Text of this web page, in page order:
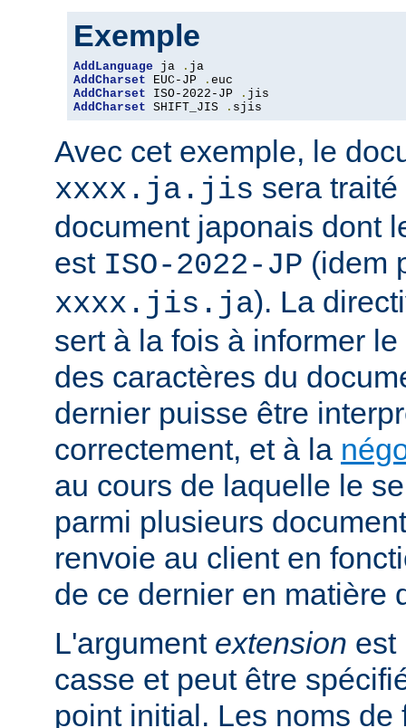
Exemple
AddLanguage ja .
AddCharset EUC-JP .
AddCharset ISO-2022-JP .
AddCharset SHIFT_JIS . sjis
Avec cet exemple, le
xxxx.ja.jis sera
document japonais dont
est ISO-2022-JP (idem
xxxx.jis.ja). La
sert à la fois à informer
des caractères du
dernier puisse être
correctement, et à la
au cours de laquelle le
parmi plusieurs
renvoie au client en
de ce dernier en matière
L'argument extension est
casse et peut être
point initial. Les noms de